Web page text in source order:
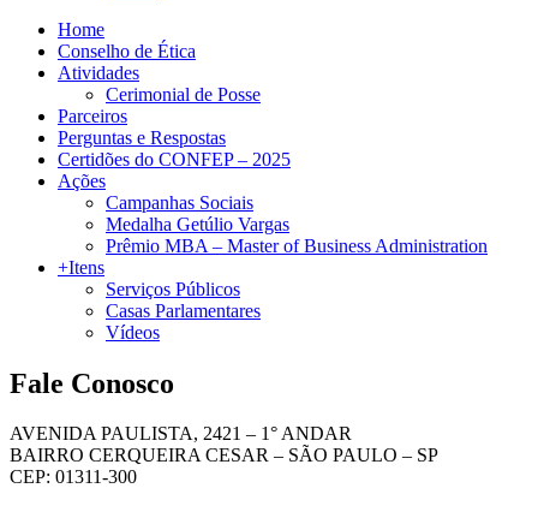
Home
Conselho de Ética
Atividades
Cerimonial de Posse
Parceiros
Perguntas e Respostas
Certidões do CONFEP – 2025
Ações
Campanhas Sociais
Medalha Getúlio Vargas
Prêmio MBA – Master of Business Administration
+Itens
Serviços Públicos
Casas Parlamentares
Vídeos
Fale Conosco
AVENIDA PAULISTA, 2421 – 1° ANDAR
BAIRRO CERQUEIRA CESAR – SÃO PAULO – SP
CEP: 01311-300